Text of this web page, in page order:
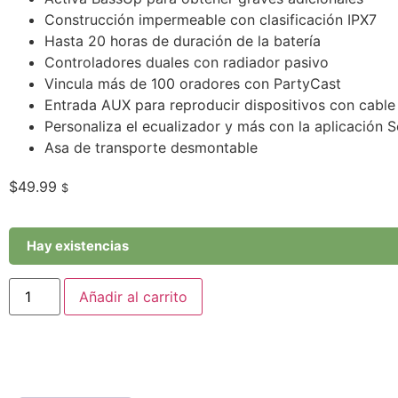
Construcción impermeable con clasificación IPX7
Hasta 20 horas de duración de la batería
Controladores duales con radiador pasivo
Vincula más de 100 oradores con PartyCast
Entrada AUX para reproducir dispositivos con cable
Personaliza el ecualizador y más con la aplicación
Asa de transporte desmontable
$49.99 $
Hay existencias
Añadir al carrito